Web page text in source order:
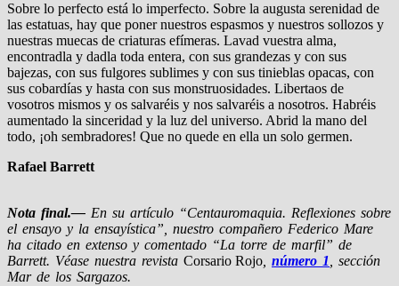
Sobre lo perfecto está lo imperfecto. Sobre la augusta serenidad de
las estatuas, hay que poner nuestros espasmos y nuestros sollozos y
nuestras muecas de criaturas efímeras. Lavad vuestra alma,
encontradla y dadla toda entera, con sus grandezas y con sus
bajezas, con sus fulgores sublimes y con sus tinieblas opacas, con
sus cobardías y hasta con sus monstruosidades. Libertaos de
vosotros mismos y os salvaréis y nos salvaréis a nosotros. Habréis
aumentado la sinceridad y la luz del universo. Abrid la mano del
todo, ¡oh sembradores! Que no quede en ella un solo germen.
Rafael Barrett
Nota final.— En su artículo “Centauromaquia. Reflexiones sobre
el ensayo y la ensayística”, nuestro compañero Federico Mare
ha citado en extenso y comentado “La torre de marfil” de
Barrett. Véase nuestra revista Corsario Rojo, número 1, sección
Mar de los Sargazos.